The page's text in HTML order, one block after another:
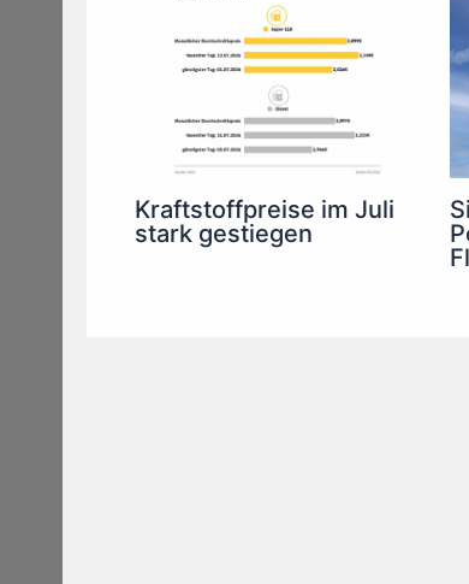
Kraftstoffpreise im Juli
stark gestiegen